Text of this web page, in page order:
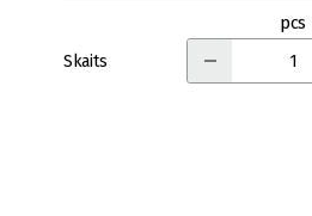
Skaits
pcs